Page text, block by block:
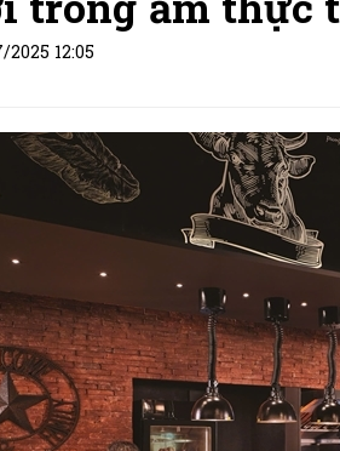
2025 12:05